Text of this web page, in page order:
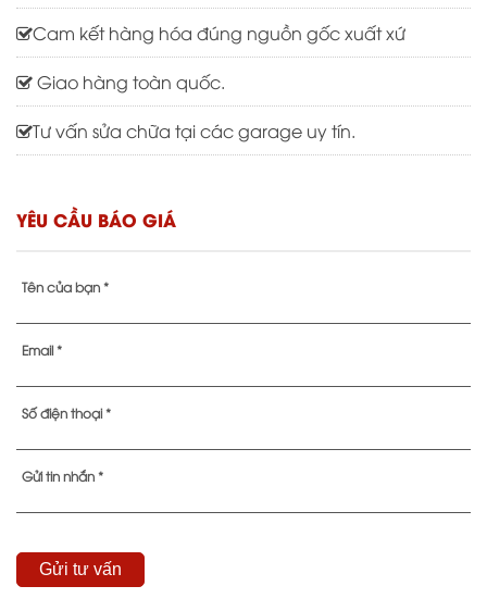
Cam kết hàng hóa đúng nguồn gốc xuất xứ
Giao hàng toàn quốc.
Tư vấn sửa chữa tại các garage uy tín.
YÊU CẦU BÁO GIÁ
Tên của bạn *
Email *
Số điện thoại *
Gửi tin nhắn *